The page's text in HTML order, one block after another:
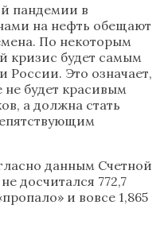
пандемии в
на нефть обещают
По некоторым
кризис будет самым
Это означает,
не будет красивым
а должна стать
данным Счетной
досчитался 772,7
и вовсе 1,865